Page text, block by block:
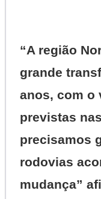
“A região
grande
anos, com o
previstas
precisamos
rodovias
mudança”